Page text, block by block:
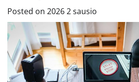
Posted on 2026 2 sausio